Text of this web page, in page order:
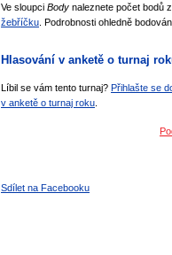
Ve sloupci Body naleznete počet bodů
žebříčku . Podrobnosti ohledně
Hlasování v anketě o turnaj
Líbil se vám tento turnaj? Přihlašte se
v anketě o turnaj roku
Sdílet na Facebooku